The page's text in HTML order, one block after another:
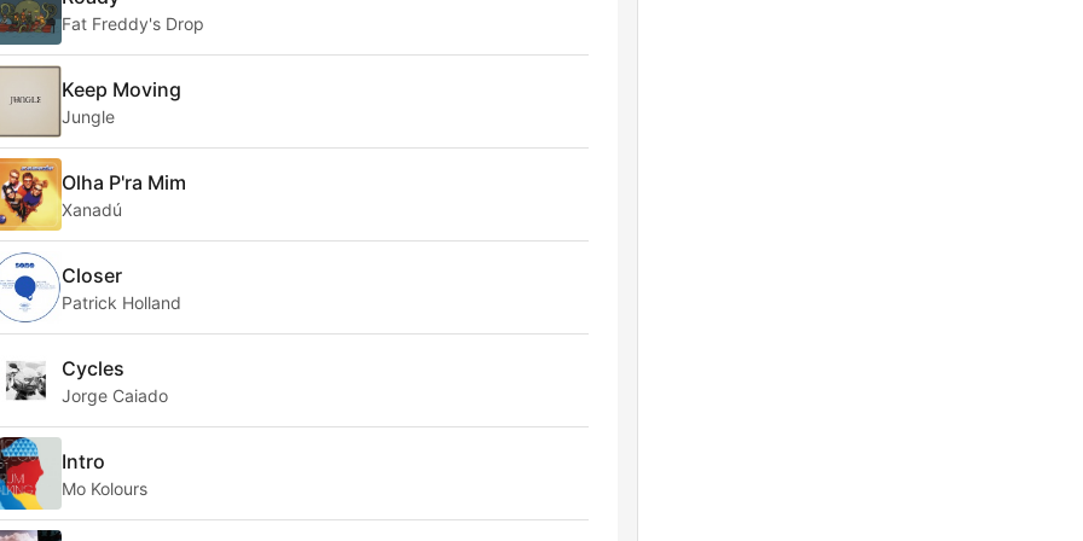
Fat Freddy's Drop
Keep Moving
Jungle
Olha P'ra Mim
Xanadú
Closer
Patrick Holland
Cycles
Jorge Caiado
Intro
Mo Kolours